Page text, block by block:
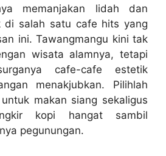
memanjakan lidah dan
di salah satu cafe hits yang
ini. Tawangmangu kini tak
wisata alamnya, tetapi
cafe-cafe estetik
menakjubkan. Pilihlah
makan siang sekaligus
kopi hangat sambil
pegunungan.